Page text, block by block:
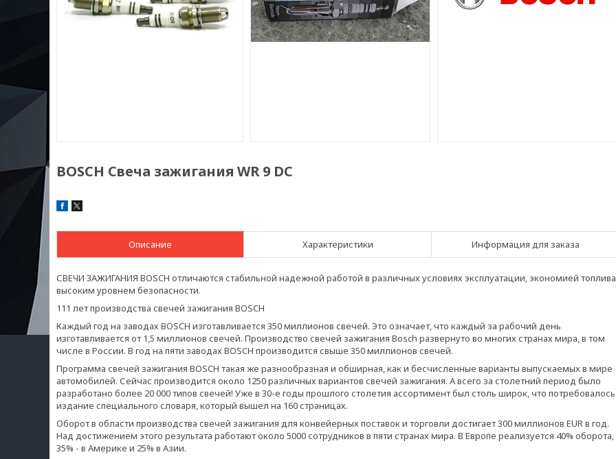
BOSCH Свеча зажигания WR 9 DC
Описание Характеристики Информация для заказа
СВЕЧИ ЗАЖИГАНИЯ BOSCH отличаются стабильной надежной работой в различных условиях эксплуатации, экономией
высоким уровнем безопасности.
111 лет производства свечей зажигания BOSCH
Каждый год на заводах BOSCH изготавливается 350 миллионов свечей. Это означает, что каждый за рабочий день
изготавливается от 1,5 миллионов свечей. Производство свечей зажигания Bosch развернуто во многих странах мира, в том
числе в России. В год на пяти заводах BOSCH производится свыше 350 миллионов свечей.
Программа свечей зажигания BOSCH такая же разнообразная и обширная, как и бесчисленные варианты выпускаемых в мире
автомобилей. Сейчас производится около 1250 различных вариантов свечей зажигания. А всего за столетний период было
разработано более 20 000 типов свечей! Уже в 30-е годы прошлого столетия ассортимент был столь широк, что потребовалось
издание специального словаря, который вышел на 160 страницах.
Оборот в области производства свечей зажигания для конвейерных поставок и торговли достигает 300 миллионов EUR в год.
Над достижением этого результата работают около 5000 сотрудников в пяти странах мира. В Европе реализуется 40% оборота,
35% - в Америке и 25% в Азии.